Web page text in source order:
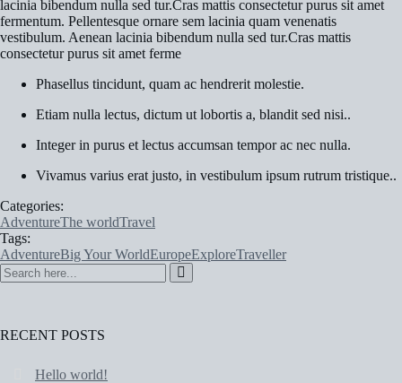
lacinia bibendum nulla sed tur.Cras mattis consectetur purus sit amet
fermentum. Pellentesque ornare sem lacinia quam venenatis
vestibulum. Aenean lacinia bibendum nulla sed tur.Cras mattis
consectetur purus sit amet ferme
Phasellus tincidunt, quam ac hendrerit molestie.
Etiam nulla lectus, dictum ut lobortis a, blandit sed nisi..
Integer in purus et lectus accumsan tempor ac nec nulla.
Vivamus varius erat justo, in vestibulum ipsum rutrum tristique..
Categories:
AdventureThe worldTravel
Tags:
AdventureBig Your WorldEuropeExploreTraveller
RECENT POSTS
Hello world!